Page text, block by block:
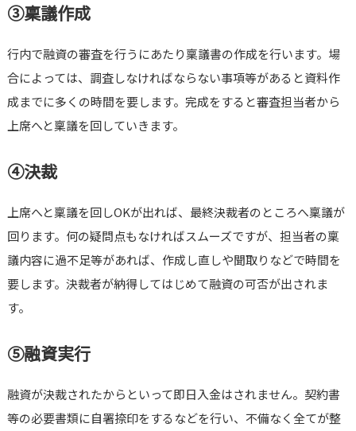
③稟議作成
行内で融資の審査を行うにあたり稟議書の作成を行います。場
合によっては、調査しなければならない事項等があると資料作
成までに多くの時間を要します。完成をすると審査担当者から
上席へと稟議を回していきます。
④決裁
上席へと稟議を回しOKが出れば、最終決裁者のところへ稟議が
回ります。何の疑問点もなければスムーズですが、担当者の稟
議内容に過不足等があれば、作成し直しや聞取りなどで時間を
要します。決裁者が納得してはじめて融資の可否が出されま
す。
⑤融資実行
融資が決裁されたからといって即日入金はされません。契約書
等の必要書類に自署捺印をするなどを行い、不備なく全てが整